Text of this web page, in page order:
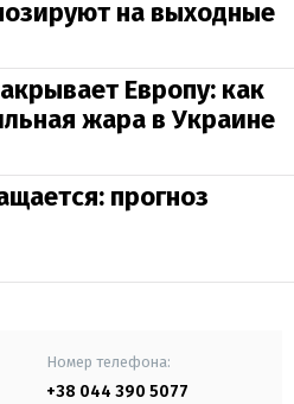
на выходные
Европу: как
жара в Украине
прогноз
Номер телефона:
+38 044 390 5077